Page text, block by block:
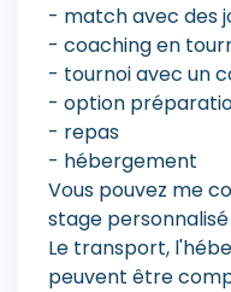
- match avec des
- coaching en
- tournoi avec un
- option
- repas
- hébergement
Vous pouvez me
stage
Le transport,
peuvent être